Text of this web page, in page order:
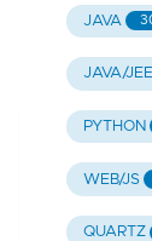
JAVA
JAVA/JEE
PYTHON
WEB/JS
QUARTZ